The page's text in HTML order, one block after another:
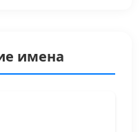
имена